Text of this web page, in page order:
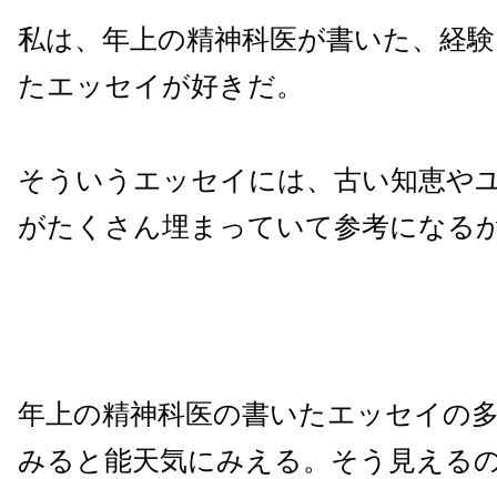
私は、年上の精神科医が書いた、経
たエッセイが好きだ。
そういうエッセイには、古い知恵や
がたくさん埋まっていて参考になる
年上の精神科医の書いたエッセイの
みると能天気にみえる。そう見える